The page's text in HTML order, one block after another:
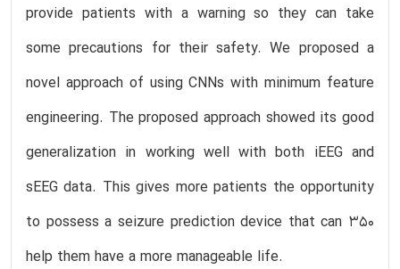
provide patients with a warning so they can take
some precautions for their safety. We proposed a
novel approach of using CNNs with minimum feature
engineering. The proposed approach showed its good
generalization in working well with both iEEG and
sEEG data. This gives more patients the opportunity
to possess a seizure prediction device that can 350
help them have a more manageable life.